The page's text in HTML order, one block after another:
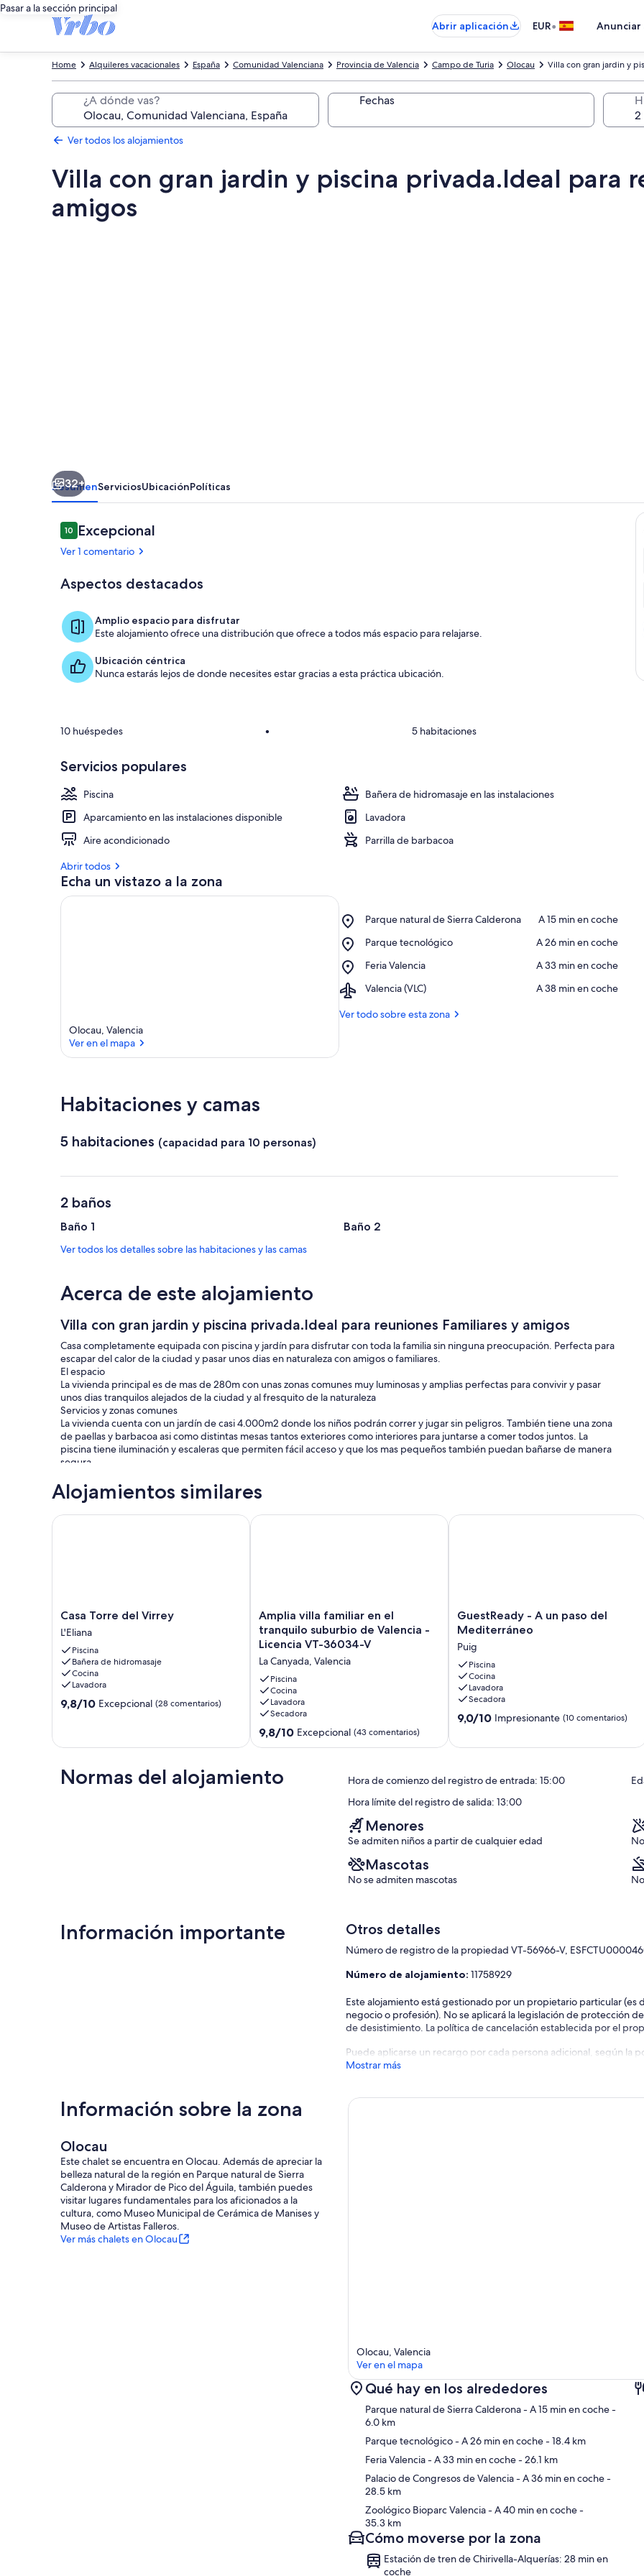
Pasar a la sección principal
Abrir aplicación
EUR•
Villa con gran jardin y
Olocau
Campo de Turia
Provincia de Valencia
Comunidad Valenciana
España
Alquileres vacacionales
Home
¿A dónde vas? Fechas
Ver todos los alojamientos
Villa con gran jardin y piscina privada.Ideal para
amigos
para
reuniones
Familiares
y
amigos
Zona de
32+
ResumenServiciosUbicaciónPolíticas
Comentarios
1010 de 10
Excepcional
Ver 1 comentario
Aspectos destacados
Amplio espacio para disfrutar
Este alojamiento ofrece una distribución que ofrece a todos más espacio para relajarse.
Ubicación céntrica
Nunca estarás lejos de donde necesites estar gracias a esta práctica ubicación.
10 huéspedes • 5 habitaciones
Servicios populares
Piscina
Bañera de hidromasaje en las instalaciones
Aparcamiento en las instalaciones disponible
Lavadora
Aire acondicionado
Parrilla de barbacoa
Abrir todos
Echa un vistazo a la zona
Olocau, Valencia
Ver en el mapa
Parque natural de Sierra Calderona
Place,
natural
Sierra
Calderona
‪A 15 min en coche‬
Parque tecnológico
Place,
tecnológico
‪A 26 min en coche‬
Feria Valencia
Place,
Valencia
‪A 33 min en coche‬
Valencia (VLC)
Airport,
(VLC)
‪A 38 min en coche‬
Ver todo sobre esta zona
Habitaciones y camas
5 habitaciones (capacidad para 10 personas)
2 baños
Baño 1 Baño 2
Ver todos los detalles sobre las habitaciones y las camas
Acerca de este alojamiento
Villa con gran jardin y piscina privada.Ideal para reuniones Familiares y amigos
Casa completamente equipada con piscina y jardín para disfrutar con toda la familia sin ninguna preocupación. Perfecta para
escapar del calor de la ciudad y pasar unos dias en naturaleza con amigos o familiares.
El espacio
La vivienda principal es de mas de 280m con unas zonas comunes muy luminosas y amplias perfectas para convivir y pasar
unos dias tranquilos alejados de la ciudad y al fresquito de la naturaleza
Servicios y zonas comunes
La vivienda cuenta con un jardín de casi 4.000m2 donde los niños podrán correr y jugar sin peligros. También tiene una zona
de paellas y barbacoa asi como distintas mesas tantos exteriores como interiores para juntarse a comer todos juntos. La
piscina tiene iluminación y escaleras que permiten fácil acceso y que los mas pequeños también puedan bañarse de manera
segura
Dentro de la misma parcela, que es de mas de 4.000m2, se encuentra otra casita totalmente independiente donde mi
madre dormirá durante vuestra estancia. Esta casita se encuentra a mas de 100m de distancia de la casa principal y tendréis
absoluta intimidad. Ademas es muy buena cocinera de paellas y si os apetece podréis proponerle que os enseñe a cocinar
una autentica paella mientras disfrutáis del jardín y la piscina
Alojamientos similares
Casa
Torre
del
Virrey
L'Eliana
Casa Torre del Virrey
L'Eliana
Piscina
Bañera de hidromasaje
Cocina
Lavadora
9.8
9,8/10 Excepcional (28 comentarios)
Casa Torre del Virrey
Amplia
villa
familiar
el
tranquilo
suburbio
de
Valencia
-
36034-
V
Amplia villa familiar en el
tranquilo suburbio de Valencia -
Licencia VT-36034-V
La Canyada, Valencia
Piscina
Cocina
Lavadora
Secadora
9.8
sobre
Excepcional,
(43 comentarios)
9,8/10 Excepcional (43 comentarios)
Amplia villa familiar en el tranquilo suburbio de Valencia - Licencia VT-
GuestReady
-
un
paso
del
Mediterráneo
Puig
GuestReady - A un paso del
Mediterráneo
Puig
Piscina
Cocina
Lavadora
Secadora
9.0
9,0/10 Impresionante (10 comentarios)
GuestReady - A un paso del
Normas del alojamiento Hora de comienzo del registro de entrada: 15:00
Hora límite del registro de salida: 13:00
Menores
Se admiten niños a partir de cualquier edad
Mascotas
No se admiten mascotas
Información importante Otros detalles
Número de registro de la propiedad VT-56966-V,
Número de alojamiento:11758929
Este alojamiento está gestionado por un propietario particular
negocio o profesión). No se aplicará la legislación de protección
de desistimiento. La política de cancelación establecida por el
Puede aplicarse un recargo por cada persona adicional, según la
Mostrar más
Información sobre la zona
Olocau
Este chalet se encuentra en Olocau. Además de apreciar la
belleza natural de la región en Parque natural de Sierra
Calderona y Mirador de Pico del Águila, también puedes
visitar lugares fundamentales para los aficionados a la
cultura, como Museo Municipal de Cerámica de Manises y
Museo de Artistas Falleros.
Ver más chalets en Olocau
Olocau, Valencia
Ver en el mapa
Qué hay en los alrededores
Parque natural de Sierra Calderona- A 15 min en coche-
6.0 km
Parque tecnológico- A 26 min en coche- 18.4 km
Feria Valencia- A 33 min en coche- 26.1 km
Palacio de Congresos de Valencia- A 36 min en coche-
28.5 km
Zoológico Bioparc Valencia- A 40 min en coche-
35.3 km
Cómo moverse por la zona
Estación de tren de Chirivella-Alquerías: 28 min en
coche